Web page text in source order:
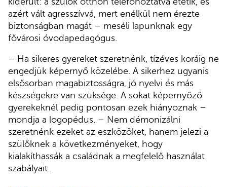
azért vált agresszívvá, mert enélkül nem érezte
biztonságban magát – meséli lapunknak egy
fővárosi óvodapedagógus.
– Ha sikeres gyereket szeretnénk, tízéves koráig ne
engedjük képernyő közelébe. A sikerhez ugyanis
elsősorban magabiztosságra, jó nyelvi és más
készségekre van szüksége. A sokat képernyőző
gyerekeknél pedig pontosan ezek hiányoznak –
mondja a logopédus. – Nem démonizálni
szeretnénk ezeket az eszközöket, hanem jelezi a
szülőknek a következményeket, hogy
kialakíthassák a családnak a megfelelő használat
szabályait.